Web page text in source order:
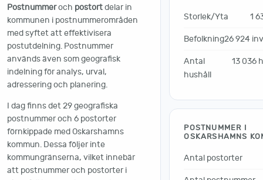
Postnummeroch postortdelar in
kommunen i postnummerområden
med syftet att effektivisera
postutdelning. Postnummer
används även som geografisk
indelning för analys, urval,
adressering och planering.
I dag finns det 29 geografiska
postnummer och 6 postorter
förnkippade med Oskarshamns
kommun. Dessa följer inte
kommungränserna, vilket innebär
att postnummer och postorter i
Storlek/Yta 1
Befolkning26 924
Antal
hushåll
13 036
POSTNUMMER I
OSKARSHAMNS
Antal postorter